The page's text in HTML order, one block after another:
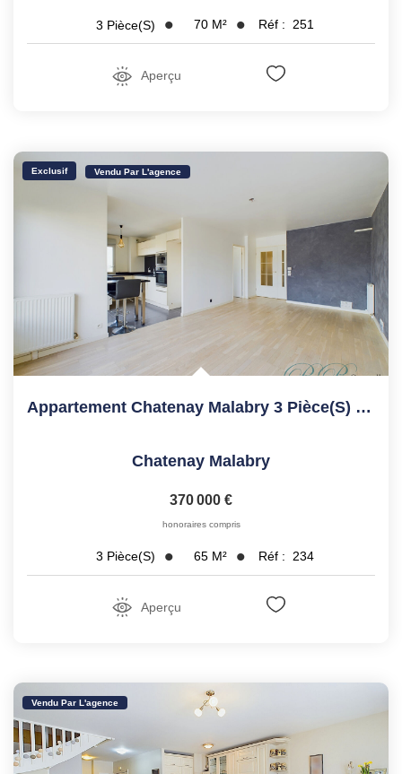
3 Pièce(s) 70 M² Réf : 251
Aperçu
Exclusif Vendu Par L'agence
Appartement Chatenay Malabry 3 Pièce(s) 65 M2
Chatenay Malabry
370 000 €
honoraires compris
3 Pièce(s) 65 M² Réf : 234
Aperçu
Vendu Par L'agence